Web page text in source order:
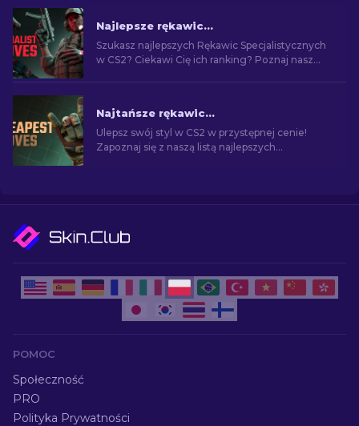
Najlepsze rękawice Specialist do użycia w CS2: ranking
Szukasz najlepszych Rękawic Specjalistycznych
w CS2? Ciekawi Cię ich ranking? Poznaj nasz
Najtańsze rękawice w CS2: Pełna lista [2026]
Ulepsz swój styl w CS2 w przystępnej cenie!
Zapoznaj się z naszą listą najlepszych
POMOC
Społeczność
PRO
Polityka Prywatności